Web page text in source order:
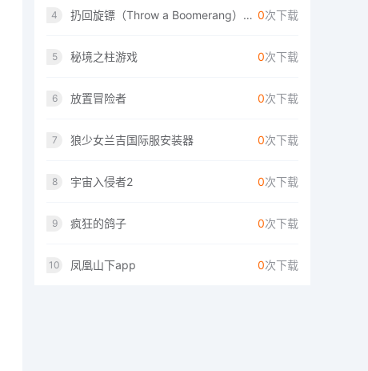
4 扔回旋镖（Throw a Boomerang）手游 0次下载
5 秘境之柱游戏 0次下载
6 放置冒险者 0次下载
7 狼少女兰吉国际服安装器 0次下载
8 宇宙入侵者2 0次下载
9 疯狂的鸽子 0次下载
10 凤凰山下app 0次下载